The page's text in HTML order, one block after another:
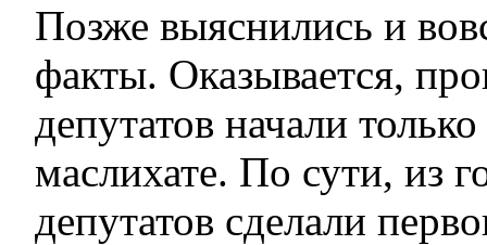
Позже выяснились и
факты. Оказывается,
депутатов начали
маслихате. По сути, из
депутатов сделали